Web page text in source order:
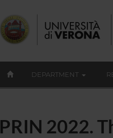
DEPARTMENT
PRIN 2022.